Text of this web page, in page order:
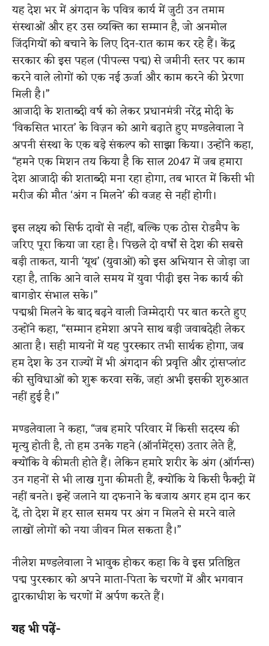
यह देश भर में अंगदान के पवित्र कार्य में जुटी उन तमाम
संस्थाओं और हर उस व्यक्ति का सम्मान है, जो अनमोल
जिंदगियों को बचाने के लिए दिन-रात काम कर रहे हैं। केंद्र
सरकार की इस पहल (पीपल्स पद्म) से जमीनी स्तर पर काम
करने वाले लोगों को एक नई ऊर्जा और काम करने की प्रेरणा
मिली है।”
आजादी के शताब्दी वर्ष को लेकर प्रधानमंत्री नरेंद्र मोदी के
‘विकसित भारत’ के विज़न को आगे बढ़ाते हुए मण्डलेवाला ने
अपनी संस्था के एक बड़े संकल्प को साझा किया। उन्होंने कहा,
“हमने एक मिशन तय किया है कि साल 2047 में जब हमारा
देश आजादी की शताब्दी मना रहा होगा, तब भारत में किसी भी
मरीज की मौत ‘अंग न मिलने’ की वजह से नहीं होगी।
इस लक्ष्य को सिर्फ दावों से नहीं, बल्कि एक ठोस रोडमैप के
जरिए पूरा किया जा रहा है। पिछले दो वर्षों से देश की सबसे
बड़ी ताकत, यानी ‘यूथ’ (युवाओं) को इस अभियान से जोड़ा जा
रहा है, ताकि आने वाले समय में युवा पीढ़ी इस नेक कार्य की
बागडोर संभाल सके।”
पद्मश्री मिलने के बाद बढ़ने वाली जिम्मेदारी पर बात करते हुए
उन्होंने कहा, “सम्मान हमेशा अपने साथ बड़ी जवाबदेही लेकर
आता है। सही मायनों में यह पुरस्कार तभी सार्थक होगा, जब
हम देश के उन राज्यों में भी अंगदान की प्रवृत्ति और ट्रांसप्लांट
की सुविधाओं को शुरू करवा सकें, जहां अभी इसकी शुरुआत
नहीं हुई है।”
मण्डलेवाला ने कहा, “जब हमारे परिवार में किसी सदस्य की
मृत्यु होती है, तो हम उनके गहने (ऑर्नामेंट्स) उतार लेते हैं,
क्योंकि वे कीमती होते हैं। लेकिन हमारे शरीर के अंग (ऑर्गन्स)
उन गहनों से भी लाख गुना कीमती हैं, क्योंकि ये किसी फैक्ट्री में
नहीं बनते। इन्हें जलाने या दफनाने के बजाय अगर हम दान कर
दें, तो देश में हर साल समय पर अंग न मिलने से मरने वाले
लाखों लोगों को नया जीवन मिल सकता है।”
नीलेश मण्डलेवाला ने भावुक होकर कहा कि वे इस प्रतिष्ठित
पद्म पुरस्कार को अपने माता-पिता के चरणों में और भगवान
द्वारकाधीश के चरणों में अर्पण करते हैं।
यह भी पढ़ें-